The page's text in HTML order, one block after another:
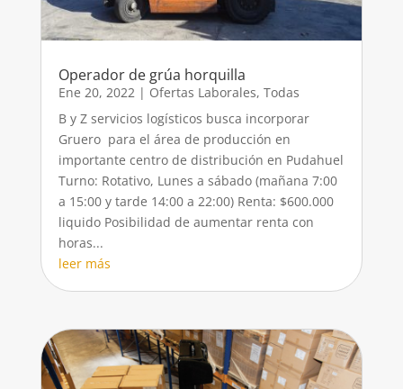
Operador de grúa horquilla
Ene 20, 2022| Ofertas Laborales, Todas
B y Z servicios logísticos busca incorporar
Gruero para el área de producción en
importante centro de distribución en Pudahuel
Turno: Rotativo, Lunes a sábado (mañana 7:00
a 15:00 y tarde 14:00 a 22:00) Renta: $600.000
liquido Posibilidad de aumentar renta con
horas...
leer más